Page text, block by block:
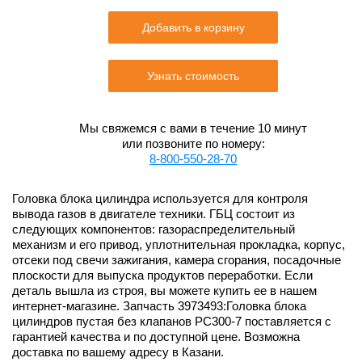
Добавить в корзину
Узнать стоимость
Мы свяжемся с вами в течение 10 минут
или позвоните по номеру:
8-800-550-28-70
Головка блока цилиндра используется для контроля
вывода газов в двигателе техники. ГБЦ состоит из
следующих компонентов: газораспределительный
механизм и его привод, уплотнительная прокладка, корпус,
отсеки под свечи зажигания, камера сгорания, посадочные
плоскости для выпуска продуктов переработки. Если
деталь вышла из строя, вы можете купить ее в нашем
интернет-магазине. Запчасть 3973493:Головка блока
цилиндров пустая без клапанов PC300-7 поставляется с
гарантией качества и по доступной цене. Возможна
доставка по вашему адресу в Казани.